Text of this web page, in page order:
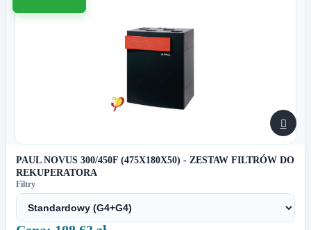

PAUL NOVUS 300/450F (475X180X50) - ZESTAW FILTRÓW DO
REKUPERATORA
Filtry